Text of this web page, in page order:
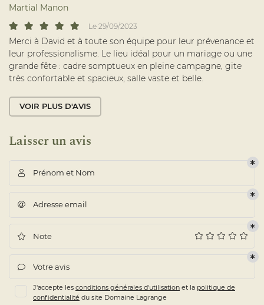
ACTUALITÉS
AVIS
CONTACT Restez
Martial Manon
Le 29/09/2023
Merci à David et à toute son équipe pour leur prévenance et
leur professionalisme. Le lieu idéal pour un mariage ou une
grande fête : cadre somptueux en pleine campagne, gite
très confortable et spacieux, salle vaste et belle.
VOIR PLUS D'AVIS
Laisser un avis
 Prénom et Nom
 Adresse email
 Note
 Votre avis
J'accepte les conditions générales d'utilisation et la politique de
confidentialité du site Domaine Lagrange